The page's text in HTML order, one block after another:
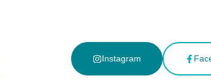
Instagram